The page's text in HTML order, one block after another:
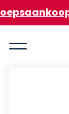
Overslaan
en
de
van